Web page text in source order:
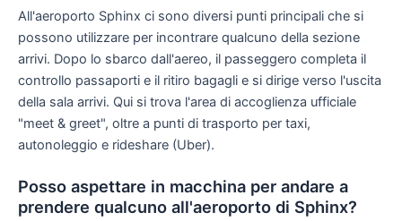
All'aeroporto Sphinx ci sono diversi punti principali che si
possono utilizzare per incontrare qualcuno della sezione
arrivi. Dopo lo sbarco dall'aereo, il passeggero completa il
controllo passaporti e il ritiro bagagli e si dirige verso l'uscita
della sala arrivi. Qui si trova l'area di accoglienza ufficiale
"meet & greet", oltre a punti di trasporto per taxi,
autonoleggio e rideshare (Uber).
Posso aspettare in macchina per andare a
prendere qualcuno all'aeroporto di Sphinx?